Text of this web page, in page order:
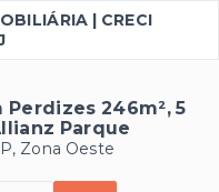
| CRECI
246m², 5
Parque
Zona Oeste